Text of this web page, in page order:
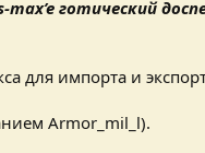
max’e готический
для импорта и
Armor_mil_l).